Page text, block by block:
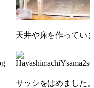
天井や床を作ってい
サッシをはめました